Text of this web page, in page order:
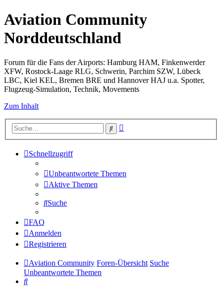
Aviation Community
Norddeutschland
Forum für die Fans der Airports: Hamburg HAM, Finkenwerder
XFW, Rostock-Laage RLG, Schwerin, Parchim SZW, Lübeck
LBC, Kiel KEL, Bremen BRE und Hannover HAJ u.a. Spotter,
Flugzeug-Simulation, Technik, Movements
Zum Inhalt
Suche
Schnellzugriff
Unbeantwortete Themen
Aktive Themen
Suche
FAQ
Anmelden
Registrieren
Aviation Community Foren-Übersicht Suche
Unbeantwortete Themen
Suche